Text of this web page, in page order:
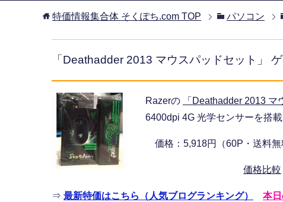
特価情報集合体 そくぽち.com TOP パソコン
「Deathadder 2013 マウスパッドセット」
Razerの 「Deathadder 2013 マ
6400dpi 4G 光学センサーを搭
価格：5,918円（60P・送料
価格比較
⇒ 最新特価はこちら（人気ブログランキング） 本